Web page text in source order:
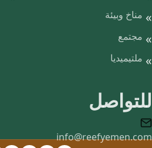
مناخ وبيئة
مجتمع
ملتيميديا
للتواصل
info@reefyemen.com